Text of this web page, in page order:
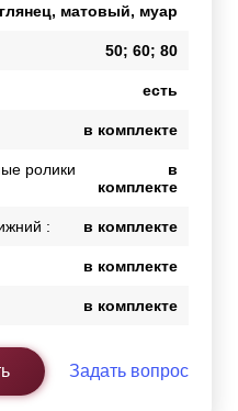
глянец, матовый, муар
50; 60; 80
есть
в комплекте
ролики
в
комплекте
: в комплекте
в комплекте
в комплекте
Задать вопрос